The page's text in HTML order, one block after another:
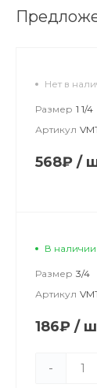
Нет в
Размер 1 1/4
Артикул
568₽ /
В наличии
Размер 3/4
Артикул
186₽ /
-